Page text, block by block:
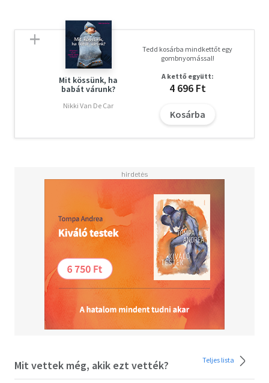
Mit kössünk, ha
babát várunk?
Nikki Van De Car
Tedd kosárba mindkettőt egy
gombnyomással!
A kettő együtt:
4 696 Ft
Kosárba
Mit vettek még, akik ezt vették? Teljes lista